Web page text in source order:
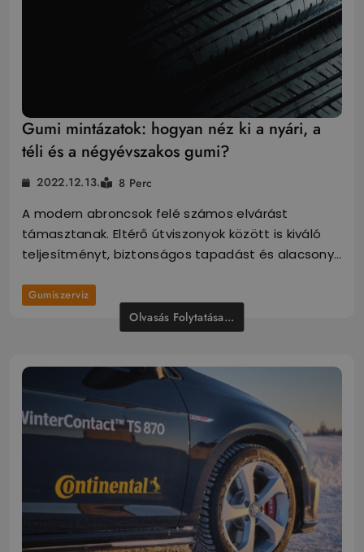
Gumi mintázatok: hogyan néz ki a nyári, a
téli és a négyévszakos gumi?
2022.12.13. 8 Perc
A modern abroncsok felé számos elvárást
támasztanak. Eltérő útviszonyok között is kiváló
teljesítményt, biztonságos tapadást és alacsony…
Gumiszerviz
Olvasás Folytatása...